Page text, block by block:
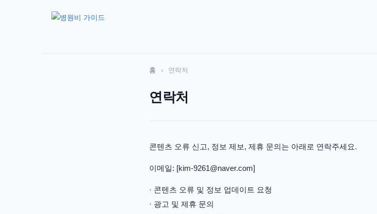
홈 › 연락처
연락처
콘텐츠 오류 신고, 정보 제보, 제휴 문의는 아래로 연락주세요.
이메일: [kim-9261@naver.com]
· 콘텐츠 오류 및 정보 업데이트 요청
· 광고 및 제휴 문의